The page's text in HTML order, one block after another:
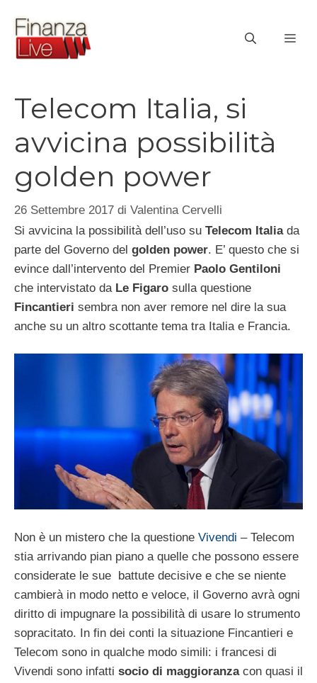
contenuto
Telecom Italia, si
avvicina possibilità
golden power
26 Settembre 2017 di Valentina Cervelli
Si avvicina la possibilità dell’uso su Telecom Italiada
parte del Governo del golden power. E’ questo che si
evince dall’intervento del Premier Paolo Gentiloni
che intervistato da Le Figaro sulla questione
Fincantieri sembra non aver remore nel dire la sua
anche su un altro scottante tema tra Italia e Francia.
Non è un mistero che la questione Vivendi – Telecom
stia arrivando pian piano a quelle che possono essere
considerate le sue battute decisive e che se niente
cambierà in modo netto e veloce, il Governo avrà ogni
diritto di impugnare la possibilità di usare lo strumento
sopracitato. In fin dei conti la situazione Fincantieri e
Telecom sono in qualche modo simili: i francesi di
Vivendi sono infatti socio di maggioranzacon quasi il